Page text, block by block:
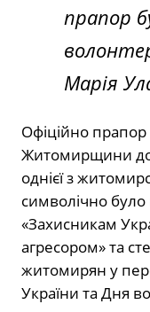
прапор
Марія
Офіційно
Житомирщини
однієї з
символічно було
«Захисникам
агресором» та
житомирян у
України та Дня